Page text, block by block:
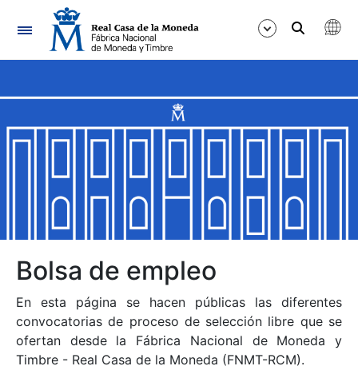
Navegación
Mostrar/Ocultar
Mostrar/Ocultar
Mostrar/Ocultar
Mostrar/Ocultar
Bolsa de empleo
En esta página se hacen públicas las diferentes
convocatorias de proceso de selección libre que se
ofertan desde la Fábrica Nacional de Moneda y
Timbre - Real Casa de la Moneda (FNMT-RCM).